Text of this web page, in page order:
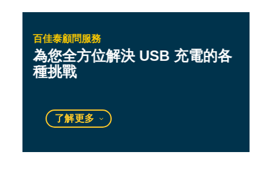
百佳泰顧問服務
為您全方位解決 USB 充電的各
種挑戰
了解更多